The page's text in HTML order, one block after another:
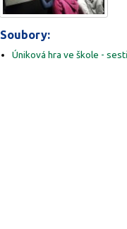
Soubory:
Úniková hra ve škole -